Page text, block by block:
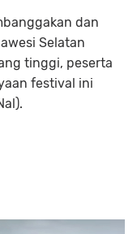
dan
Selatan
tinggi, peserta
festival ini